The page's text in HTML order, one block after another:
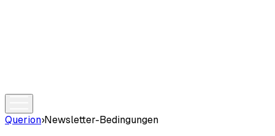
Querion›Newsletter-Bedingungen